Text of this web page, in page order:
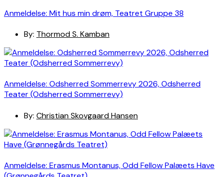
Anmeldelse: Mit hus min drøm, Teatret Gruppe 38
By: Thormod S. Kamban
Anmeldelse: Odsherred Sommerrevy 2026, Odsherred
Teater (Odsherred Sommerrevy)
By: Christian Skovgaard Hansen
Anmeldelse: Erasmus Montanus, Odd Fellow Palæets Have